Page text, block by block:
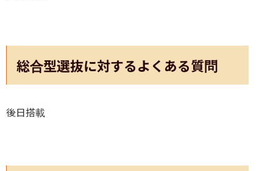
総合型選抜に対するよくある質問
後日搭載